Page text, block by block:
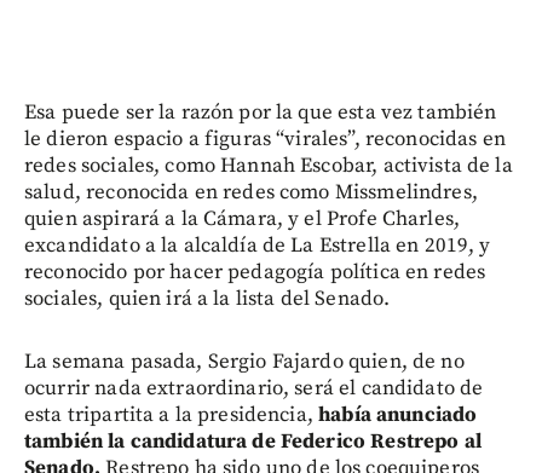
Esa puede ser la razón por la que esta vez también
le dieron espacio a figuras “virales”, reconocidas en
redes sociales, como Hannah Escobar, activista de la
salud, reconocida en redes como Missmelindres,
quien aspirará a la Cámara, y el Profe Charles,
excandidato a la alcaldía de La Estrella en 2019, y
reconocido por hacer pedagogía política en redes
sociales, quien irá a la lista del Senado.
La semana pasada, Sergio Fajardo quien, de no
ocurrir nada extraordinario, será el candidato de
esta tripartita a la presidencia,había anunciado
también la candidatura de Federico Restrepo al